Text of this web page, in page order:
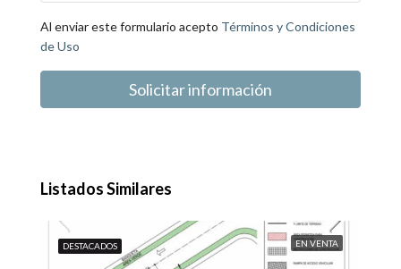
Al enviar este formulario acepto Términos y Condiciones
de Uso
Solicitar información
Listados Similares
DESTACADOS EN VENTA